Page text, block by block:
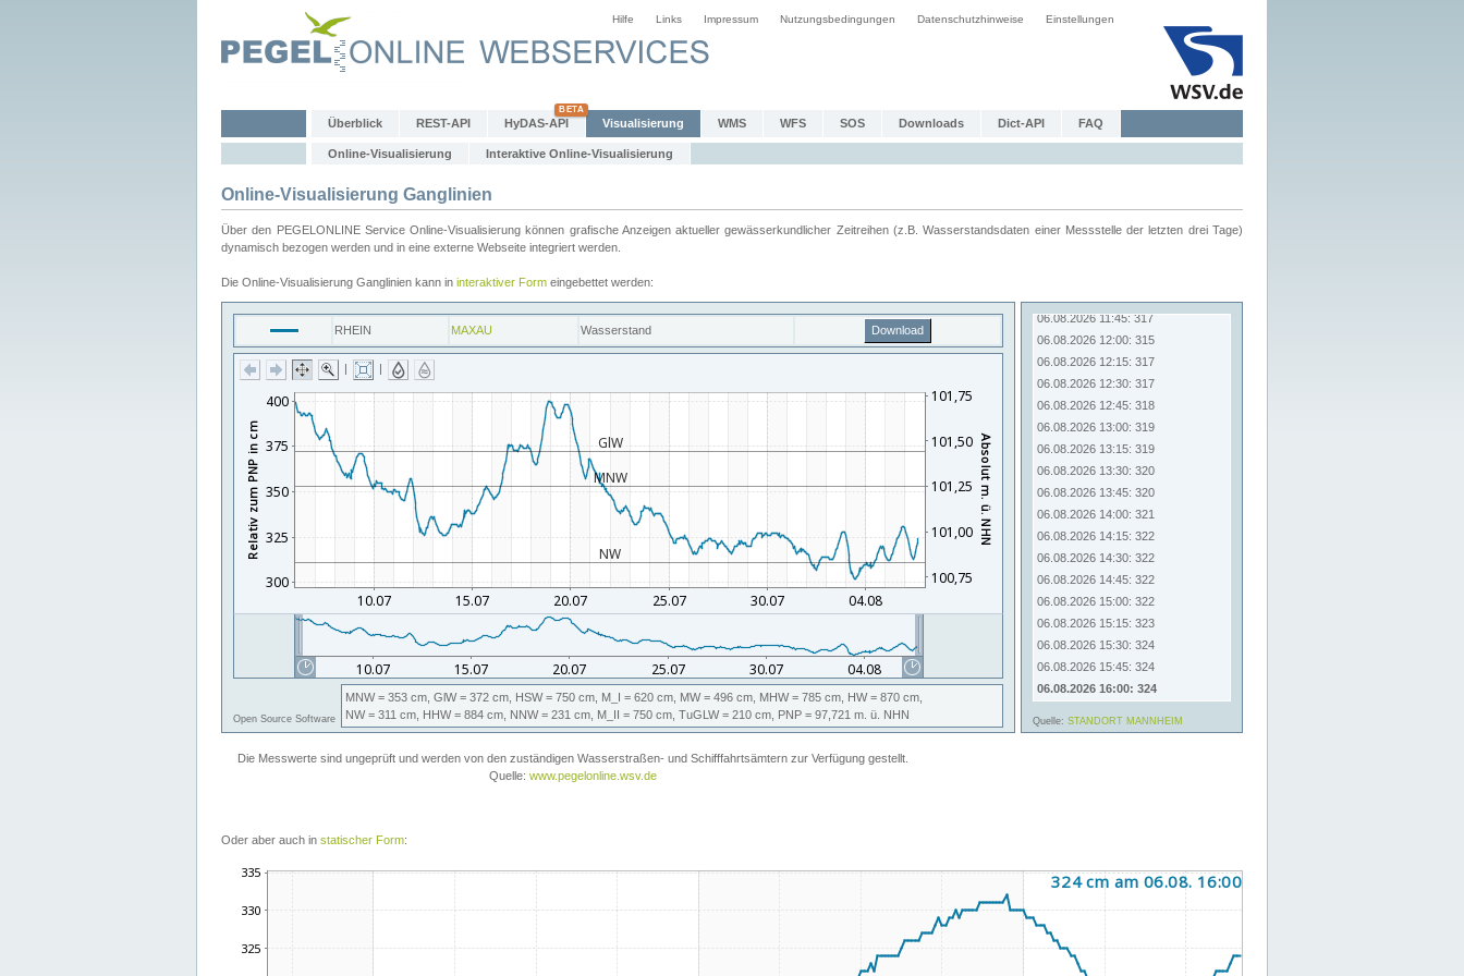
Hilfe Links Impressum Nutzungsbedingungen Datenschutzhinweise Einstellungen
Überblick REST-API HyDAS-API Visualisierung WMS WFS SOS Downloads Dict-API FAQ
Online-Visualisierung Interaktive Online-Visualisierung
Online-Visualisierung Ganglinien
Über den PEGELONLINE Service Online-Visualisierung können grafische Anzeigen aktueller gewässerkundlicher Zeitreihen (z.B. Wasserstandsdaten einer Messstelle der letzten drei Tage)
dynamisch bezogen werden und in eine externe Webseite integriert werden.
Die Online-Visualisierung Ganglinien kann in interaktiver Form eingebettet werden:
Oder aber auch in statischer Form: